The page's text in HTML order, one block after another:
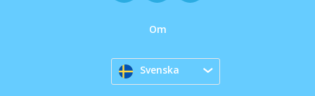
Om
Svenska